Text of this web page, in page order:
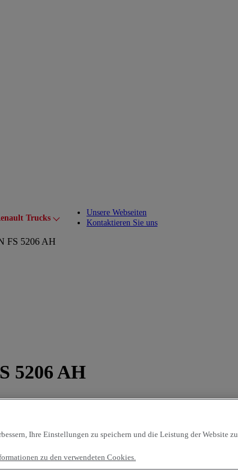
Trucks Toggle submenu
Unsere Webseiten
Kontaktieren Sie uns
FS 5206 AH
5206 AH
Ihre Einstellungen zu speichern und die Leistung der
zu den verwendeten Cookies.